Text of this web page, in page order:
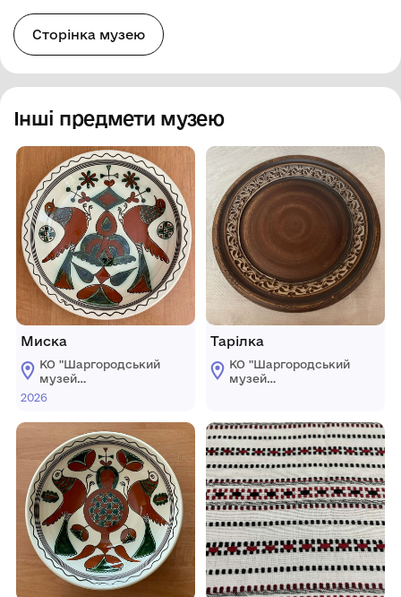
Сторінка музею
Інші предмети музею
Миска
КО "Шаргородський
музей
образотворчого
Шаргородської
міської ради
2026
Тарілка
КО "Шаргородський
музей
Шаргородської
міської ради